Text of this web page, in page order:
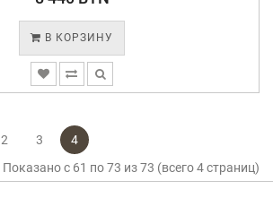
В КОРЗИНУ
2 3
4
Показано с 61 по 73 из 73 (всего 4 страниц)